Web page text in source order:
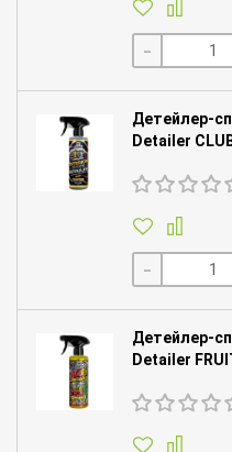
-
Детейлер-
Detailer
-
Детейлер-
Detailer